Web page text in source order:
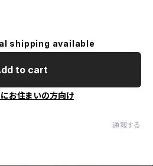
shipping available
to cart
お住まいの方向け
通報する